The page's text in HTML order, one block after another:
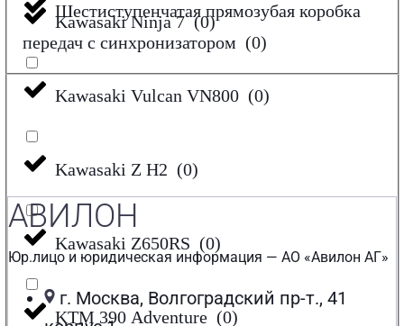
Kawasaki Ninja 7 (0)
Kawasaki Vulcan VN800 (0)
Kawasaki Z H2 (0)
Kawasaki Z650RS (0)
KTM 390 Adventure (0)
Шестиступенчатая прямозубая коробка
передач с синхронизатором (0)
АВИЛОН
Юр.лицо и юридическая информация — АО «Авилон АГ»
г. Москва, Волгоградский пр-т., 41